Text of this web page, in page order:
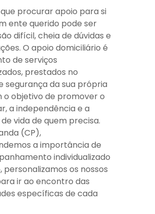
procurar apoio para si
ente querido pode ser
difícil, cheia de dúvidas e
O apoio domiciliário é
de serviços
prestados no
segurança da sua própria
o objetivo de promover o
a independência e a
vida de quem precisa.
(CP),
a importância de
individualizado
personalizamos os nossos
ir ao encontro das
específicas de cada